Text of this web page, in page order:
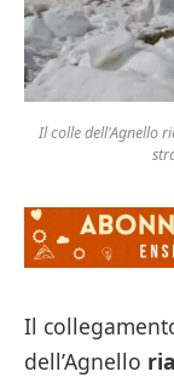
Il colle dell'Agnello
Il
dell’Agnello